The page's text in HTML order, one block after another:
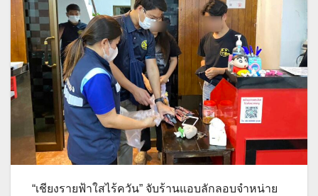
“เชียงรายฟ้าใสไร้ควัน” จับร้านแอบลักลอบจำหน่าย